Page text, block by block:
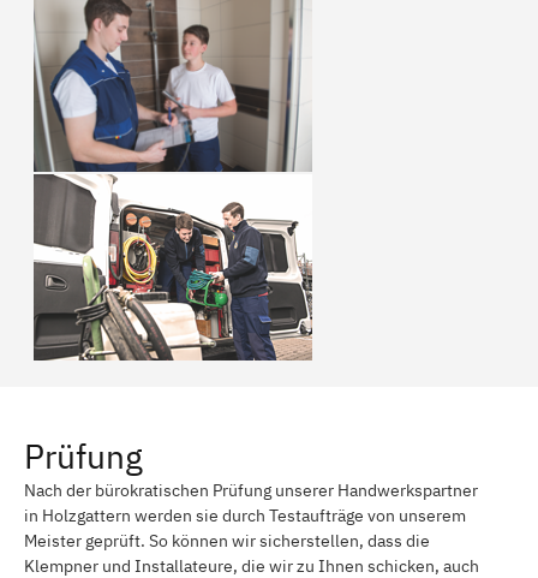
Prüfung
Nach der bürokratischen Prüfung unserer Handwerkspartner
in Holzgattern werden sie durch Testaufträge von unserem
Meister geprüft. So können wir sicherstellen, dass die
Klempner und Installateure, die wir zu Ihnen schicken, auch